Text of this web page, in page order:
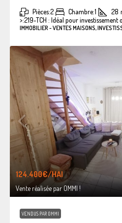
Pièces:2 Chambre:1 28
>:219-TCH : Idéal pour investissement
IMMOBILIER - VENTES MAISONS,
124.400€/HAI
Vente réalisée par OMMI !
VENDUS PAR OMMI